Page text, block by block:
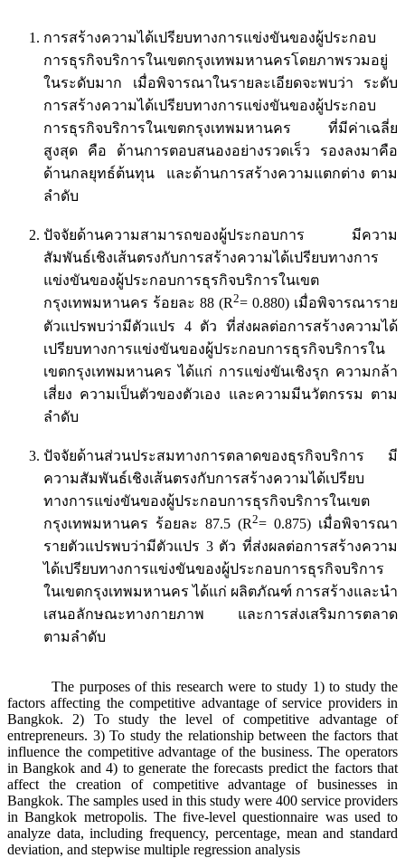
การสร้างความได้เปรียบทางการแข่งขันของผู้ประกอบ
การธุรกิจบริการในเขตกรุงเทพมหานครโดยภาพรวมอยู่
ในระดับมาก เมื่อพิจารณาในรายละเอียดจะพบว่า ระดับ
การสร้างความได้เปรียบทางการแข่งขันของผู้ประกอบ
การธุรกิจบริการในเขตกรุงเทพมหานคร ที่มีค่าเฉลี่ย
สูงสุด คือ ด้านการตอบสนองอย่างรวดเร็ว รองลงมาคือ
ด้านกลยุทธ์ต้นทุน และด้านการสร้างความแตกต่าง ตาม
ลำดับ
ปัจจัยด้านความสามารถของผู้ประกอบการ มีความ
สัมพันธ์เชิงเส้นตรงกับการสร้างความได้เปรียบทางการ
แข่งขันของผู้ประกอบการธุรกิจบริการในเขต
กรุงเทพมหานคร ร้อยละ 88 (R2= 0.880) เมื่อพิจารณาราย
ตัวแปรพบว่ามีตัวแปร 4 ตัว ที่ส่งผลต่อการสร้างความได้
เปรียบทางการแข่งขันของผู้ประกอบการธุรกิจบริการใน
เขตกรุงเทพมหานคร ได้แก่ การแข่งขันเชิงรุก ความกล้า
เสี่ยง ความเป็นตัวของตัวเอง และความมีนวัตกรรม ตาม
ลำดับ
ปัจจัยด้านส่วนประสมทางการตลาดของธุรกิจบริการ มี
ความสัมพันธ์เชิงเส้นตรงกับการสร้างความได้เปรียบ
ทางการแข่งขันของผู้ประกอบการธุรกิจบริการในเขต
กรุงเทพมหานคร ร้อยละ 87.5 (R2= 0.875) เมื่อพิจารณา
รายตัวแปรพบว่ามีตัวแปร 3 ตัว ที่ส่งผลต่อการสร้างความ
ได้เปรียบทางการแข่งขันของผู้ประกอบการธุรกิจบริการ
ในเขตกรุงเทพมหานคร ได้แก่ ผลิตภัณฑ์ การสร้างและนำ
เสนอลักษณะทางกายภาพ และการส่งเสริมการตลาด
ตามลำดับ
The purposes of this research were to study 1) to study the
factors affecting the competitive advantage of service providers in
Bangkok. 2) To study the level of competitive advantage of
entrepreneurs. 3) To study the relationship between the factors that
influence the competitive advantage of the business. The operators
in Bangkok and 4) to generate the forecasts predict the factors that
affect the creation of competitive advantage of businesses in
Bangkok. The samples used in this study were 400 service providers
in Bangkok metropolis. The five-level questionnaire was used to
analyze data, including frequency, percentage, mean and standard
deviation, and stepwise multiple regression analysis